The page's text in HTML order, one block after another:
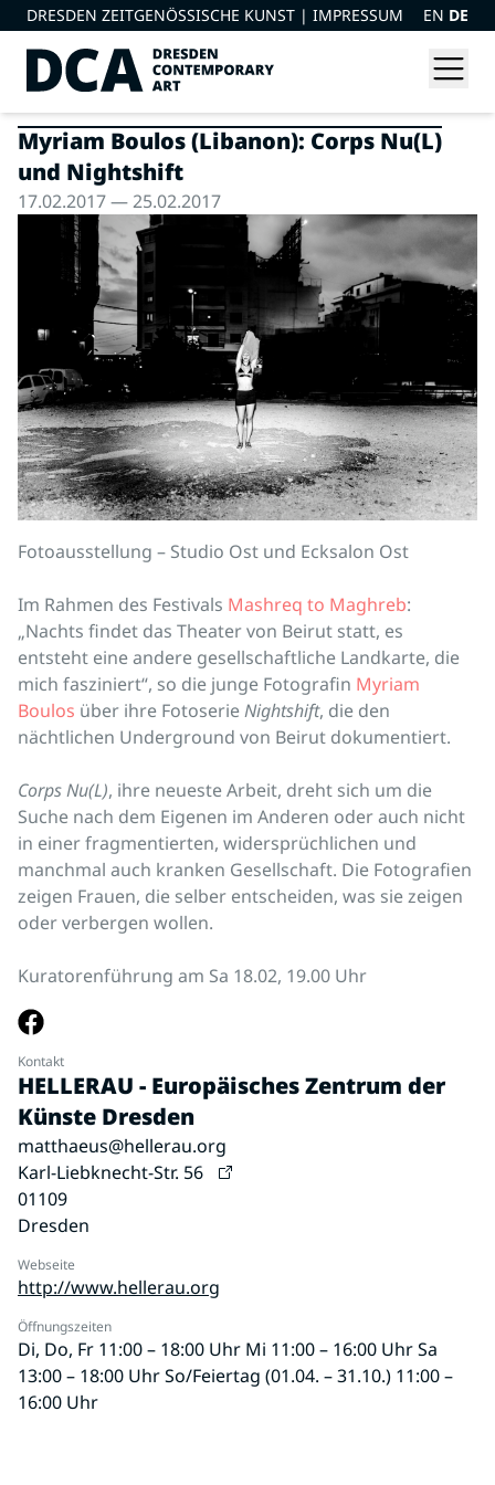
DRESDEN ZEITGENÖSSISCHE KUNST | IMPRESSUM EN DE
Myriam Boulos (Libanon): Corps Nu(L)
und Nightshift
17.02.2017 — 25.02.2017
Fotoausstellung – Studio Ost und Ecksalon Ost
Im Rahmen des Festivals Mashreq to Maghreb:
„Nachts findet das Theater von Beirut statt, es
entsteht eine andere gesellschaftliche Landkarte, die
mich fasziniert“, so die junge Fotografin Myriam
Boulos über ihre FotoserieNightshift, die den
nächtlichen Underground von Beirut dokumentiert.
Corps Nu(L), ihre neueste Arbeit, dreht sich um die
Suche nach dem Eigenen im Anderen oder auch nicht
in einer fragmentierten, widersprüchlichen und
manchmal auch kranken Gesellschaft. Die Fotografien
zeigen Frauen, die selber entscheiden, was sie zeigen
oder verbergen wollen.
Kuratorenführung am Sa 18.02, 19.00 Uhr
Kontakt
HELLERAU - Europäisches Zentrum der
Künste Dresden
matthaeus@hellerau.org
Karl-Liebknecht-Str. 56
01109
Dresden
Webseite
http://www.hellerau.org
Öffnungszeiten
Di, Do, Fr 11:00 – 18:00 Uhr Mi 11:00 – 16:00 Uhr Sa
13:00 – 18:00 Uhr So/Feiertag (01.04. – 31.10.) 11:00 –
16:00 Uhr